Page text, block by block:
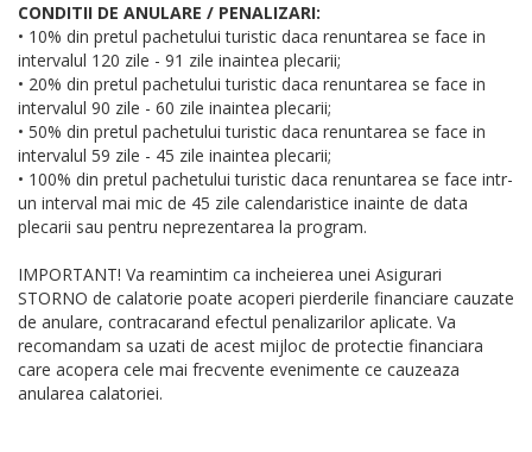
CONDITII DE ANULARE / PENALIZARI:
• 10% din pretul pachetului turistic daca renuntarea se face in
intervalul 120 zile - 91 zile inaintea plecarii;
• 20% din pretul pachetului turistic daca renuntarea se face in
intervalul 90 zile - 60 zile inaintea plecarii;
• 50% din pretul pachetului turistic daca renuntarea se face in
intervalul 59 zile - 45 zile inaintea plecarii;
• 100% din pretul pachetului turistic daca renuntarea se face intr-
un interval mai mic de 45 zile calendaristice inainte de data
plecarii sau pentru neprezentarea la program.
IMPORTANT! Va reamintim ca incheierea unei Asigurari
STORNO de calatorie poate acoperi pierderile financiare cauzate
de anulare, contracarand efectul penalizarilor aplicate. Va
recomandam sa uzati de acest mijloc de protectie financiara
care acopera cele mai frecvente evenimente ce cauzeaza
anularea calatoriei.